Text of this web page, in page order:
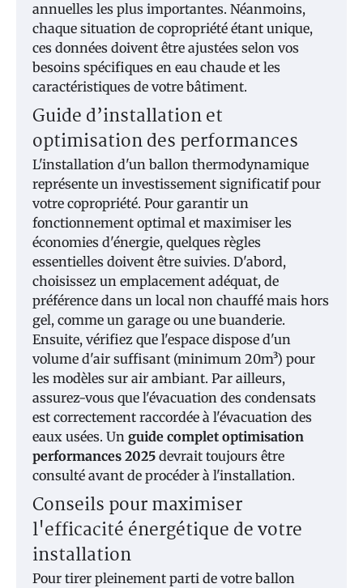
annuelles les plus importantes. Néanmoins,
chaque situation de copropriété étant unique,
ces données doivent être ajustées selon vos
besoins spécifiques en eau chaude et les
caractéristiques de votre bâtiment.
Guide d’installation et
optimisation des performances
L'installation d'un ballon thermodynamique
représente un investissement significatif pour
votre copropriété. Pour garantir un
fonctionnement optimal et maximiser les
économies d'énergie, quelques règles
essentielles doivent être suivies. D'abord,
choisissez un emplacement adéquat, de
préférence dans un local non chauffé mais hors
gel, comme un garage ou une buanderie.
Ensuite, vérifiez que l'espace dispose d'un
volume d'air suffisant (minimum 20m³) pour
les modèles sur air ambiant. Par ailleurs,
assurez-vous que l'évacuation des condensats
est correctement raccordée à l'évacuation des
eaux usées. Un guide complet optimisation
performances 2025 devrait toujours être
consulté avant de procéder à l'installation.
Conseils pour maximiser
l'efficacité énergétique de votre
installation
Pour tirer pleinement parti de votre ballon